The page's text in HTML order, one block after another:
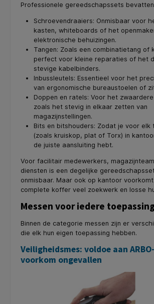
Professionele gereedschapssets
Schroevendraaiers: Onmisbaar voor
kasten, whiteboards of het
elektronische behuizingen.
Tangen: Zoals een combinatietang of
perfect voor kleine reparaties of het
stevige kabelbinders.
Inbussleutels: Essentieel voor het
van ergonomische bureaustoelen of
Doppen en ratels: Voor het
zoals het stevig in elkaar zetten van
magazijnstellingen.
Bits en bitshouders: Zodat je voor elk
(zoals kruiskop, plat of Torx) in
de juiste aansluiting hebt.
Voor facilitair medewerkers,
diensten is een degelijke
onmisbaar. Maar ook op kantoor
complete koffer veel zoekwerk en losse
Messen voor iedere toepassing
Binnen de categorie messen zijn er
die elk hun eigen toepassing hebben.
Veiligheidsmes: voldoe aan
voorkom ongevallen